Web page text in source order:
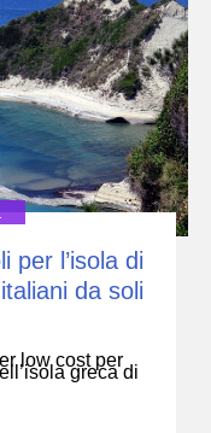
per l’isola di
da soli
low cost per
greca di